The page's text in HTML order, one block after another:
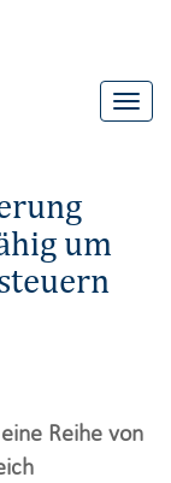
T
g
um
Reihe von